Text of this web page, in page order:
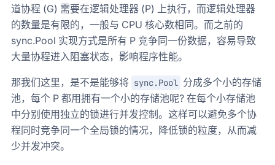
道协程 (G) 需要在逻辑处理器 (P) 上执行，而逻辑处理器
的数量是有限的，一般与 CPU 核心数相同。而之前的
sync.Pool 实现方式是所有 P 竞争同一份数据，容易导致
大量协程进入阻塞状态，影响程序性能。
那我们这里，是不是能够将 sync.Pool 分成多个小的存储
池，每个 P 都用拥有一个小的存储池呢? 在每个小存储池
中分别使用独立的锁进行并发控制。这样可以避免多个协
程同时竞争同一个全局锁的情况，降低锁的粒度，从而减
少并发冲突。